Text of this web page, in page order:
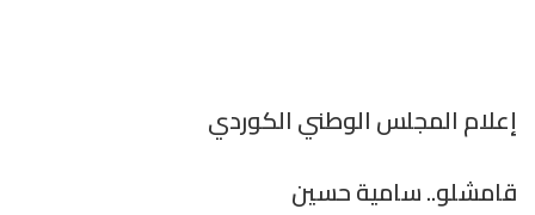
إعلام المجلس الوطني الكوردي
قامشلو.. سامية حسين